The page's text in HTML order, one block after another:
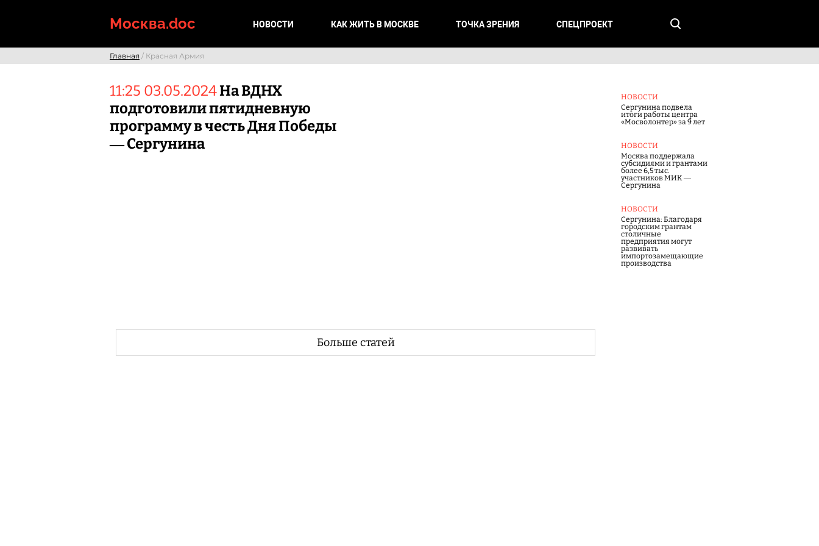
Москва.doc НОВОСТИ КАК ЖИТЬ В МОСКВЕ ТОЧКА ЗРЕНИЯ СПЕЦПРОЕКТ
Главная / Красная Армия
11:25 03.05.2024На ВДНХ
подготовили пятидневную
программу в честь Дня Победы
— Сергунина
НОВОСТИ
Сергунина подвела
итоги работы центра
«Мосволонтер» за 9 лет
НОВОСТИ
Москва поддержала
субсидиями и грантами
более 6,5 тыс.
участников МИК —
Сергунина
НОВОСТИ
Сергунина: Благодаря
городским грантам
столичные
предприятия могут
развивать
импортозамещающие
производства
Больше статей